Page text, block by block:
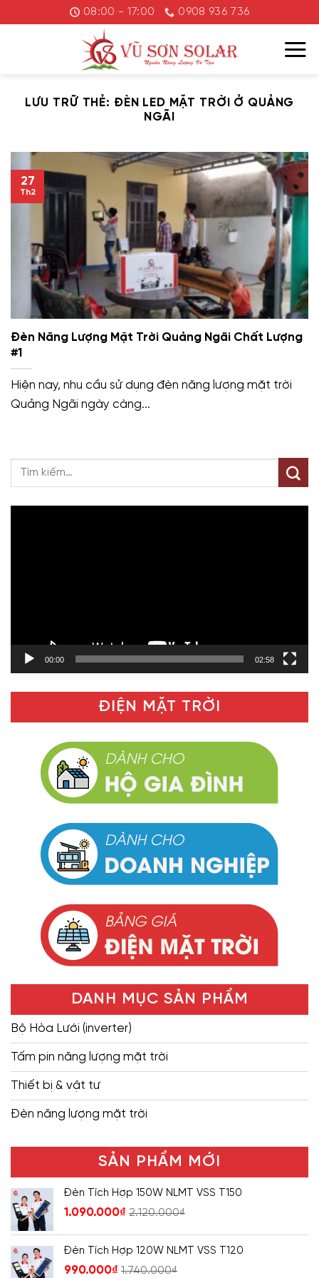
đến
08:00 - 17:00 0908 936 736
LƯU TRỮ THẺ: ĐÈN LED MẶT TRỜI Ở QUẢNG
NGÃI
Đèn Năng Lượng Mặt Trời Quảng Ngãi Chất Lượng
#1
Hiện nay, nhu cầu sử dụng đèn năng lượng mặt trời
Quảng Ngãi ngày càng...
27
Th2
00:00 02:58
ĐIỆN MẶT TRỜI
DANH MỤC SẢN PHẨM
Bộ Hòa Lưới (inverter)
Tấm pin năng lượng mặt trời
Thiết bị & vật tư
Đèn năng lượng mặt trời
SẢN PHẨM MỚI
Đèn Tích Hợp 150W NLMT VSS T150
1.090.000₫ 2.120.000₫
Đèn Tích Hợp 120W NLMT VSS T120
990.000₫ 1.740.000₫